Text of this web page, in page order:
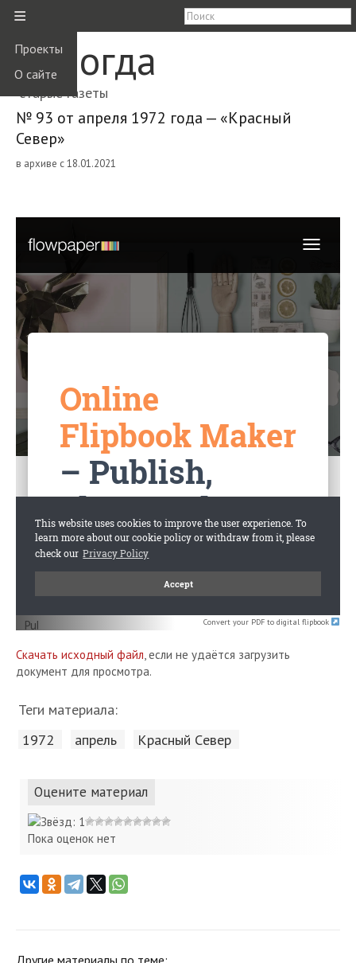
≡
Проекты
О сайте
Вологда
старые газеты
№ 93 от апреля 1972 года — «Красный
Север»
в архиве с 18.01.2021
Convert your PDF to digital flipbook
Скачать исходный файл, если не удаётся загрузить
документ для просмотра.
Теги материала:
1972 апрель Красный Cевер
Оцените материал
Пока оценок нет
Другие материалы по теме: